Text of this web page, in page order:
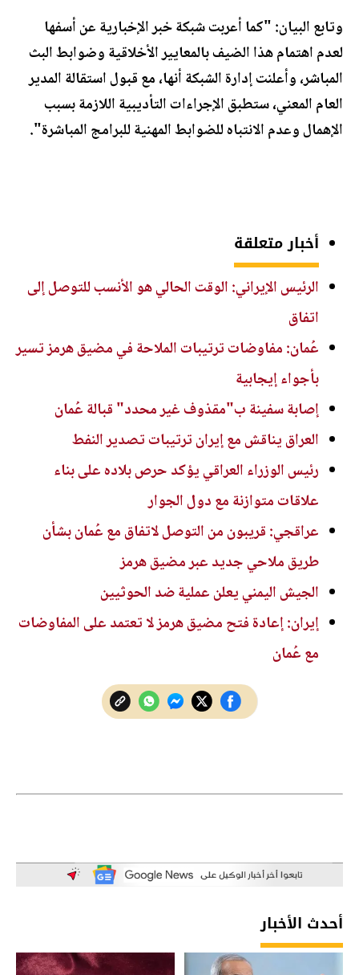
وتابع البيان: "كما أعربت شبكة خبر الإخبارية عن أسفها
لعدم اهتمام هذا الضيف بالمعايير الأخلاقية وضوابط البث
المباشر، وأعلنت إدارة الشبكة أنها، مع قبول استقالة المدير
العام المعني، ستطبق الإجراءات التأديبية اللازمة بسبب
الإهمال وعدم الانتباه للضوابط المهنية للبرامج المباشرة".
أخبار متعلقة
الرئيس الإيراني: الوقت الحالي هو الأنسب للتوصل إلى
اتفاق
عُمان: مفاوضات ترتيبات الملاحة في مضيق هرمز تسير
بأجواء إيجابية
إصابة سفينة ب"مقذوف غير محدد" قبالة عُمان
العراق يناقش مع إيران ترتيبات تصدير النفط
رئيس الوزراء العراقي يؤكد حرص بلاده على بناء
علاقات متوازنة مع دول الجوار
عراقجي: قريبون من التوصل لاتفاق مع عُمان بشأن
طريق ملاحي جديد عبر مضيق هرمز
الجيش اليمني يعلن عملية ضد الحوثيين
إيران: إعادة فتح مضيق هرمز لا تعتمد على المفاوضات
مع عُمان
أحدث الأخبار